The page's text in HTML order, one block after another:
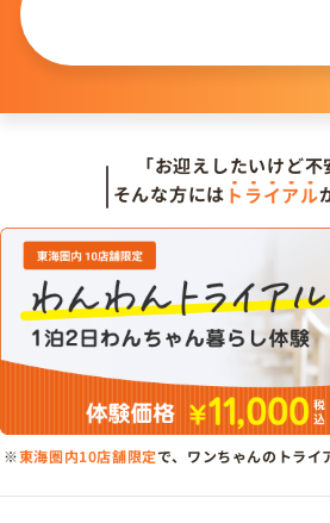
「お迎えしたいけど不
そんな方には トライアル
※東海圏内10店舗限定で、ワンちゃんのトライ